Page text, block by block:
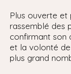
Plus ouverte et
rassemblé des
confirmant son
et la volonté de
plus grand